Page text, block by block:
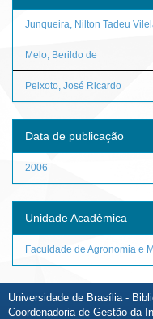
Junqueira, Nilton Tadeu
Melo, Berildo de
Peixoto, José Ricardo
Data de publicação
2006
Unidade Acadêmica
Faculdade de Agronomia e
Universidade de Brasília -
Coordenadoria de Gestão da